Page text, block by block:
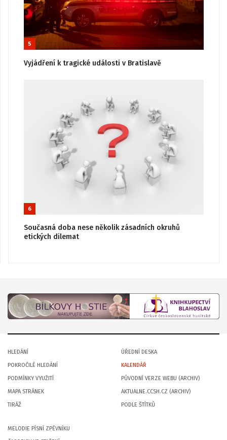
5
Vyjádření k tragické události v Bratislavě
6
Současná doba nese několik zásadních okruhů
etických dilemat
HLEDÁNÍ
POKROČILÉ HLEDÁNÍ
PODMÍNKY VYUŽITÍ
MAPA STRÁNEK
TIRÁŽ
ÚŘEDNÍ DESKA
KALENDÁŘ
PŮVODNÍ VERZE WEBU (ARCHIV)
AKTUALNE.CCSH.CZ (ARCHIV)
PODLE ŠTÍTKŮ
MELODIE PÍSNÍ ZPĚVNÍKU